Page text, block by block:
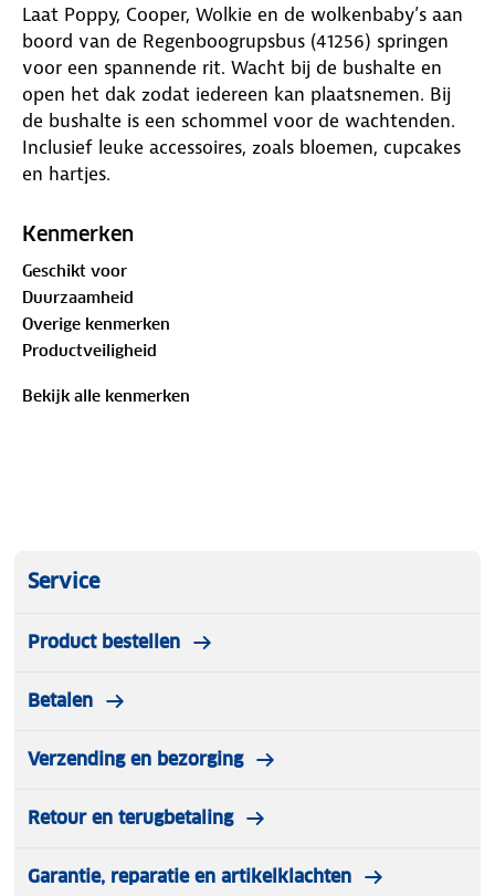
Laat Poppy, Cooper, Wolkie en de wolkenbaby’s aan
boord van de Regenboogrupsbus (41256) springen
voor een spannende rit. Wacht bij de bushalte en
open het dak zodat iedereen kan plaatsnemen. Bij
de bushalte is een schommel voor de wachtenden.
Inclusief leuke accessoires, zoals bloemen, cupcakes
en hartjes.
Kenmerken
Geschikt voor
Duurzaamheid
Overige kenmerken
Productveiligheid
Bekijk alle kenmerken
Service
Product bestellen
Betalen
Verzending en bezorging
Retour en terugbetaling
Garantie, reparatie en artikelklachten